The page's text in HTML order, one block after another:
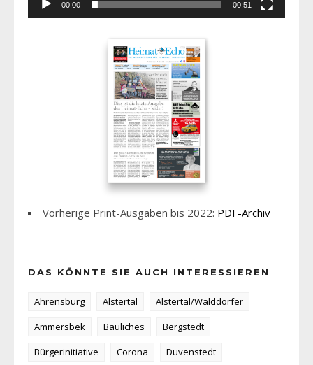
00:00 00:51
Vorherige Print-Ausgaben bis 2022: PDF-Archiv
DAS KÖNNTE SIE AUCH INTERESSIEREN
Ahrensburg Alstertal
Alstertal/Walddörfer
Ammersbek
Bauliches
Bergstedt
Bürgerinitiative
Corona
Duvenstedt